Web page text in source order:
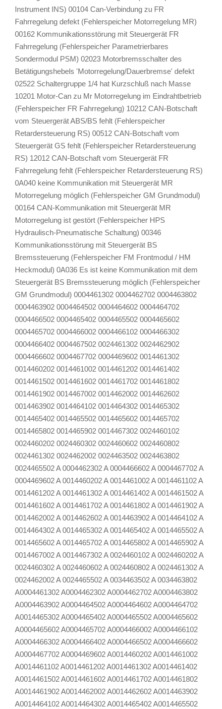
Instrument INS) 00104 Can-Verbindung zu FR
Fahrregelung defekt (Fehlerspeicher Motorregelung MR)
00162 Kommunikationsstörung mit Steuergerät FR
Fahrregelung (Fehlerspeicher Parametrierbares
Sondermodul PSM) 02023 Motorbremsschalter des
Betätigungshebels 'Motorregelung/Dauerbremse' defekt
02522 Schaltergruppe 1/4 hat Kurzschluß nach Masse
10201 Motor-Can zu Mr Motorregelung im Eindrahtbetrieb
(Fehlerspeicher FR Fahrregelung) 10212 CAN-Botschaft
vom Steuergerät ABS/BS fehlt (Fehlerspeicher
Retardersteuerung RS) 00512 CAN-Botschaft vom
Steuergerät GS fehlt (Fehlerspeicher Retardersteuerung
RS) 12012 CAN-Botschaft vom Steuergerät FR
Fahrregelung fehlt (Fehlerspeicher Retardersteuerung RS)
0A040 keine Kommunikation mit Steuergerät MR
Motorregelung möglich (Fehlerspeicher GM Grundmodul)
00164 CAN-Kommunikation mit Steuergerät MR
Motorregelung ist gestört (Fehlerspeicher HPS
Hydraulisch-Pneumatische Schaltung) 00346
Kommunikationsstörung mit Steuergerät BS
Bremssteuerung (Fehlerspeicher FM Frontmodul / HM
Heckmodul) 0A036 Es ist keine Kommunikation mit dem
Steuergerät BS Bremssteuerung möglich (Fehlerspeicher
GM Grundmodul) 0004461302 0004462702 0004463802
0004463902 0004464502 0004464602 0004464702
0004466502 0004465402 0004465502 0004465602
0004465702 0004466002 0004466102 0004466302
0004466402 0004467502 0024461302 0024462902
0004466602 0004467702 0004469602 0014461302
0014460202 0014461002 0014461202 0014461402
0014461502 0014461602 0014461702 0014461802
0014461902 0014467002 0014462002 0014462602
0014463902 0014464102 0014464302 0014465302
0014465402 0014465502 0014465602 0014465702
0014465802 0014465902 0014467302 0024460102
0024460202 0024460302 0024460602 0024460802
0024461302 0024462002 0024463502 0024463802
0024465502 A 0004462302 A 0004466602 A 0004467702 A
0004469602 A 0014460202 A 0014461002 A 0014461102 A
0014461202 A 0014461302 A 0014461402 A 0014461502 A
0014461602 A 0014461702 A 0014461802 A 0014461902 A
0014462002 A 0014462602 A 0014463902 A 0014464102 A
0014464302 A 0014465302 A 0014465402 A 0014465502 A
0014465602 A 0014465702 A 0014465802 A 0014465902 A
0014467002 A 0014467302 A 0024460102 A 0024460202 A
0024460302 A 0024460602 A 0024460802 A 0024461302 A
0024462002 A 0024465502 A 0034463502 A 0034463802
A0004461302 A0004462302 A0004462702 A0004463802
A0004463902 A0004464502 A0004464602 A0004464702
A0014465302 A0004465402 A0004465502 A0004465602
A0004465602 A0004465702 A0004466002 A0004466102
A0004466302 A0004466402 A0004466502 A0004466602
A0004467702 A0004469602 A0014460202 A0014461002
A0014461102 A0014461202 A0014461302 A0014461402
A0014461502 A0014461602 A0014461702 A0014461802
A0014461902 A0014462002 A0014462602 A0014463902
A0014464102 A0014464302 A0014465402 A0014465502